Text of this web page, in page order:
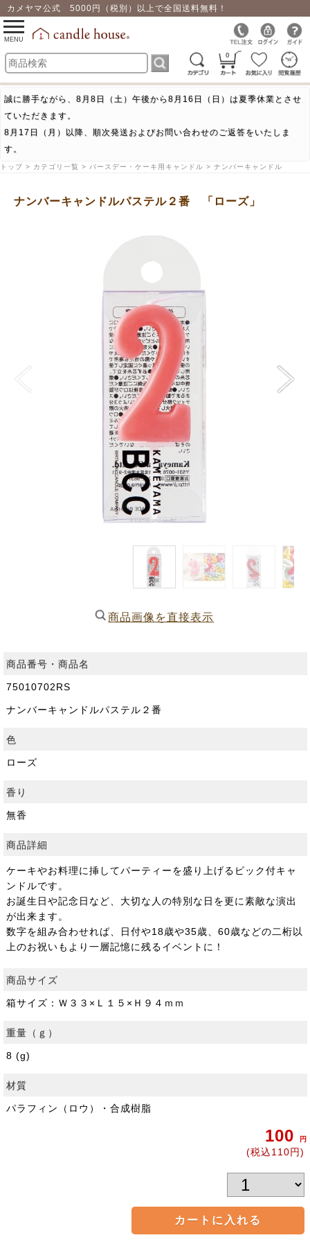
カメヤマ公式 5000円（税別）以上で全国送料無料！
0
toggle
navigation
MENU
誠に勝手ながら、8月8日（土）午後から8月16日（日）は夏季休業とさせ
ていただきます。
8月17日（月）以降、順次発送およびお問い合わせのご返答をいたしま
す。
トップ > カテゴリ一覧 > バースデー・ケーキ用キャンドル > ナンバーキャンドル
ナンバーキャンドルパステル２番 「ローズ」
商品画像を直接表示
商品番号・商品名
75010702RS
ナンバーキャンドルパステル２番
色
ローズ
香り
無香
商品詳細
ケーキやお料理に挿してパーティーを盛り上げるピック付キャ
ンドルです。
お誕生日や記念日など、大切な人の特別な日を更に素敵な演出
が出来ます。
数字を組み合わせれば、日付や18歳や35歳、60歳などの二桁以
上のお祝いもより一層記憶に残るイベントに！
商品サイズ
箱サイズ：Ｗ３３×Ｌ１５×Ｈ９４ｍｍ
重量（ｇ）
8 (g)
材質
パラフィン（ロウ）・合成樹脂
100 円
(税込110円)